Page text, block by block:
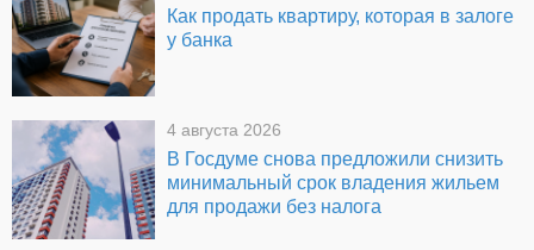
Как продать квартиру, которая в залоге
у банка
4 августа 2026
В Госдуме снова предложили снизить
минимальный срок владения жильем
для продажи без налога